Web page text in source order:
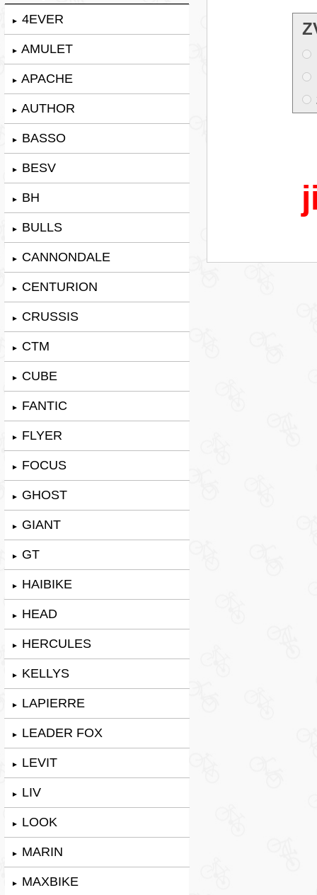
► 4EVER
► AMULET
► APACHE
► AUTHOR
► BASSO
► BESV
► BH
► BULLS
► CANNONDALE
► CENTURION
► CRUSSIS
► CTM
► CUBE
► FANTIC
► FLYER
► FOCUS
► GHOST
► GIANT
► GT
► HAIBIKE
► HEAD
► HERCULES
► KELLYS
► LAPIERRE
► LEADER FOX
► LEVIT
► LIV
► LOOK
► MARIN
► MAXBIKE